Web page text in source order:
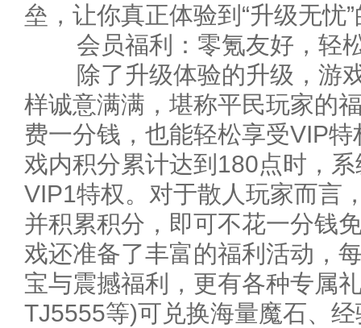
垒，让你真正体验到“升级无忧
会员福利：零氪友好，轻
除了升级体验的升级，游
样诚意满满，堪称平民玩家的
费一分钱，也能轻松享受VIP
戏内积分累计达到180点时，
VIP1特权。对于散人玩家而言
并积累积分，即可不花一分钱
戏还准备了丰富的福利活动，
宝与震撼福利，更有各种专属
TJ5555等)可兑换海量魔石、